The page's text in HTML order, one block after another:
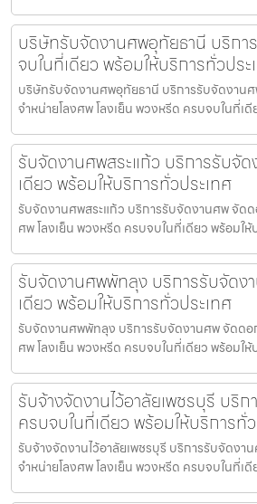
บริษัทรับจัดงานศพอุทัยธานี บริกา
จบในที่เดียว พร้อมให้บริการทั่วประ
บริษัทรับจัดงานศพอุทัยธานี บริการรับจัดงาน
จำหน่ายโลงศพ โลงเย็น พวงหรีด ครบจบในที่เ
รับจัดงานศพสระแก้ว บริการรับจั
เดียว พร้อมให้บริการทั่วประเทศ
รับจัดงานศพสระแก้ว บริการรับจัดงานศพ จัดด
ศพ โลงเย็น พวงหรีด ครบจบในที่เดียว พร้อมให้
รับจัดงานศพพัทลุง บริการรับจัดง
เดียว พร้อมให้บริการทั่วประเทศ
รับจัดงานศพพัทลุง บริการรับจัดงานศพ จัดดอ
ศพ โลงเย็น พวงหรีด ครบจบในที่เดียว พร้อมให้
รับจ้างจัดงานไว้อาลัยเพชรบุรี บริ
ครบจบในที่เดียว พร้อมให้บริการทั่
รับจ้างจัดงานไว้อาลัยเพชรบุรี บริการรับจัดง
จำหน่ายโลงศพ โลงเย็น พวงหรีด ครบจบในที่เ